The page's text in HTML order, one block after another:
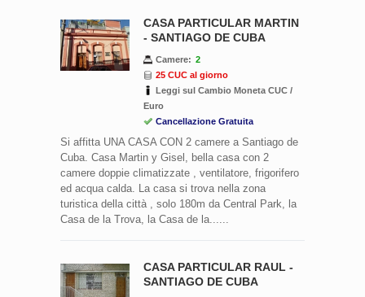
CASA PARTICULAR MARTIN
- SANTIAGO DE CUBA
Camere: 2
25 CUC al giorno
Leggi sul Cambio Moneta CUC /
Euro
Cancellazione Gratuita
Si affitta UNA CASA CON 2 camere a Santiago de
Cuba. Casa Martin y Gisel, bella casa con 2
camere doppie climatizzate , ventilatore, frigorifero
ed acqua calda. La casa si trova nella zona
turistica della città , solo 180m da Central Park, la
Casa de la Trova, la Casa de la......
CASA PARTICULAR RAUL -
SANTIAGO DE CUBA